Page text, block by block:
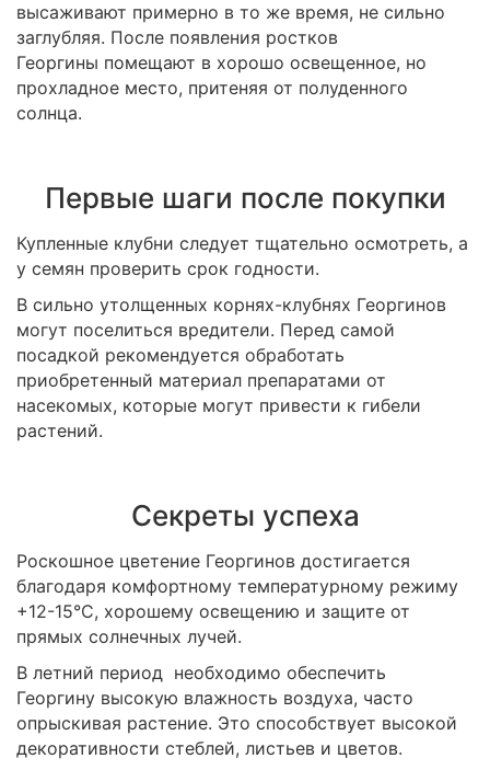
высаживают примерно в то же время, не сильно
заглубляя. После появления ростков
Георгины помещают в хорошо освещенное, но
прохладное место, притеняя от полуденного
солнца.
Первые шаги после покупки
Купленные клубни следует тщательно осмотреть, а
у семян проверить срок годности.
В сильно утолщенных корнях-клубнях Георгинов
могут поселиться вредители. Перед самой
посадкой рекомендуется обработать
приобретенный материал препаратами от
насекомых, которые могут привести к гибели
растений.
Секреты успеха
Роскошное цветение Георгинов достигается
благодаря комфортному температурному режиму
+12-15°С, хорошему освещению и защите от
прямых солнечных лучей.
В летний период необходимо обеспечить
Георгину высокую влажность воздуха, часто
опрыскивая растение. Это способствует высокой
декоративности стеблей, листьев и цветов.